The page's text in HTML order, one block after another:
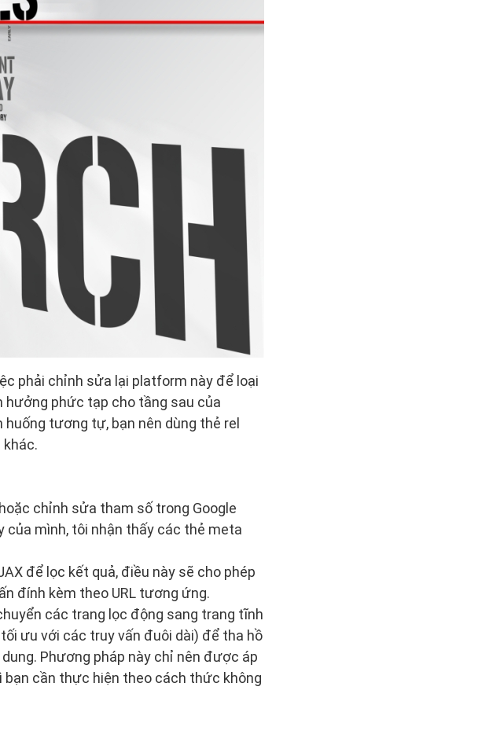
phải chỉnh sửa lại platform này để loại
hưởng phức tạp cho tầng sau của
tương tự, bạn nên dùng thẻ rel
khác.
chỉnh sửa tham số trong Google
mình, tôi nhận thấy các thẻ meta
để lọc kết quả, điều này sẽ cho phép
đính kèm theo URL tương ứng.
các trang lọc động sang trang tĩnh
ưu với các truy vấn đuôi dài) để tha hồ
Phương pháp này chỉ nên được áp
bạn cần thực hiện theo cách thức không